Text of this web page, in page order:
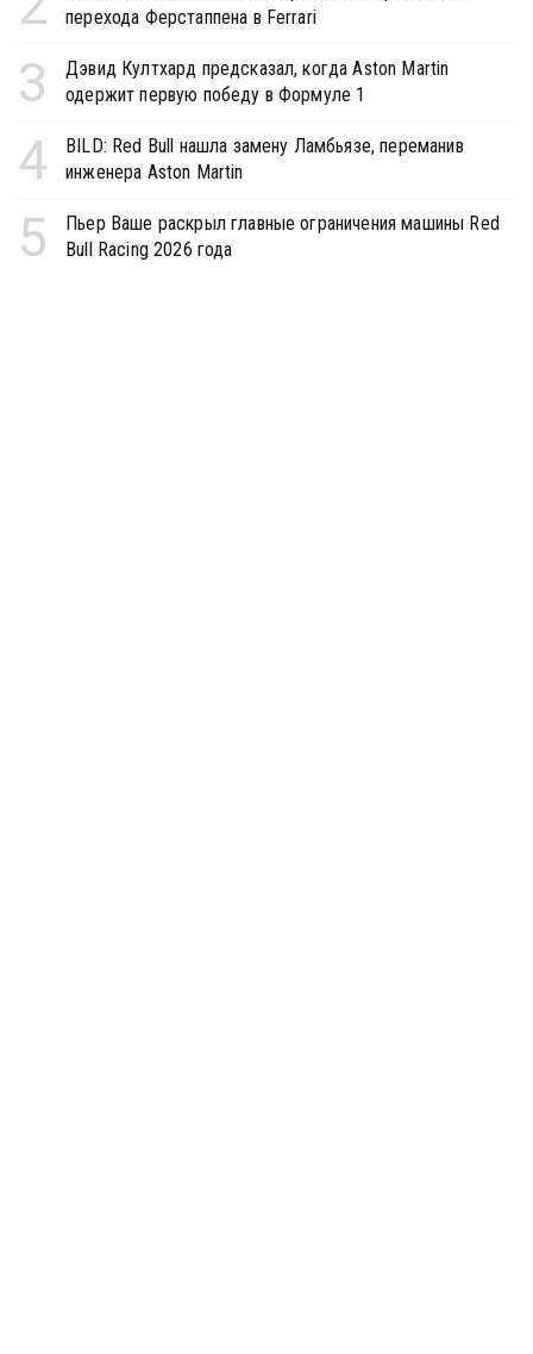
перехода Ферстаппена в Ferrari
3
Дэвид Култхард предсказал, когда Aston Martin
одержит первую победу в Формуле 1
4
BILD: Red Bull нашла замену Ламбьязе, переманив
инженера Aston Martin
5
Пьер Ваше раскрыл главные ограничения машины Red
Bull Racing 2026 года